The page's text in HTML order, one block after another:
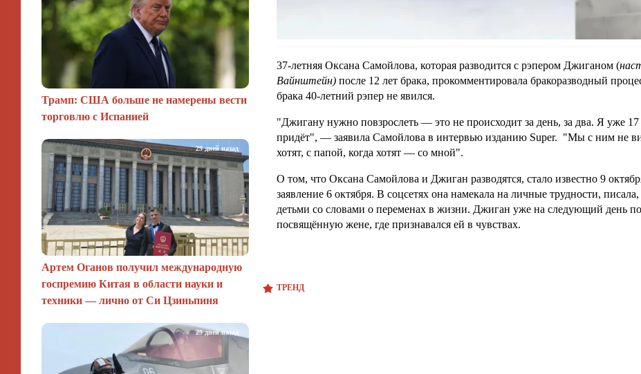
Трамп: США больше не намерены вести
торговлю с Испанией
Артем Оганов получил международную
госпремию Китая в области науки и
техники — лично от Си Цзиньпиня
29 дней назад
29 дней назад
37-летняя Оксана Самойлова, которая разводится с рэпером Джиганом (
Вайнштейн) после 12 лет брака, прокомментировала бракоразводный
брака 40-летний рэпер не явился.
"Джигану нужно повзрослеть — это не происходит за день, за два. Я уже
придёт", — заявила Самойлова в интервью изданию Super. "Мы с ним не
хотят, с папой, когда хотят — со мной".
О том, что Оксана Самойлова и Джиган разводятся, стало известно 9
заявление 6 октября. В соцсетях она намекала на личные трудности,
детьми со словами о переменах в жизни. Джиган уже на следующий день
посвящённую жене, где признавался ей в чувствах.
ТРЕНД